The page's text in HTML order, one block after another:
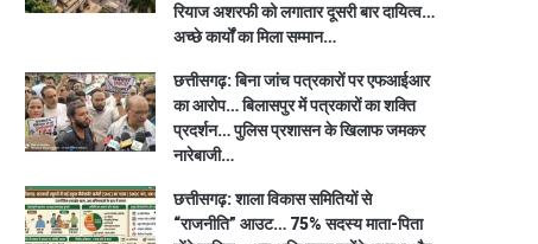
रियाज अशरफी को लगातार दूसरी बार दायित्व…
अच्छे कार्यों का मिला सम्मान…
छत्तीसगढ़: बिना जांच पत्रकारों पर एफआईआर
का आरोप… बिलासपुर में पत्रकारों का शक्ति
प्रदर्शन… पुलिस प्रशासन के खिलाफ जमकर
नारेबाजी…
छत्तीसगढ़: शाला विकास समितियों से
“राजनीति” आउट… 75% सदस्य माता-पिता